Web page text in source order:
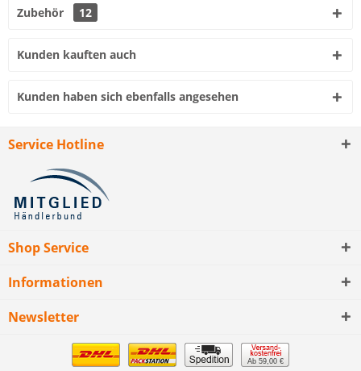
Zubehör 12
Kunden kauften auch
Kunden haben sich ebenfalls angesehen
Service Hotline
Shop Service
Informationen
Newsletter
Ab 59,00 €